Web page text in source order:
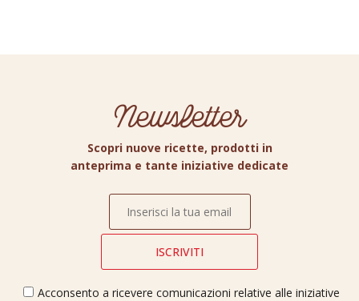
Newsletter
Scopri nuove ricette, prodotti in
anteprima e tante iniziative dedicate
Acconsento a ricevere comunicazioni relative alle iniziative